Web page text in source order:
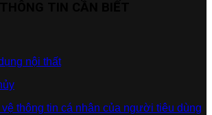
nội thất
thông tin cá nhân của người tiêu dùng